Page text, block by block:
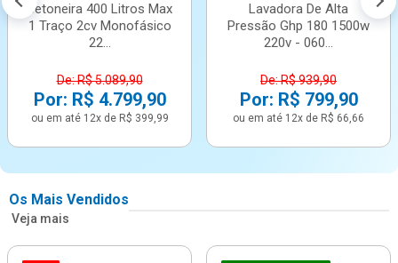
Betoneira 400 Litros Max
1 Traço 2cv Monofásico
22...
De: R$ 5.089,90
Por: R$ 4.799,90
ou em até 12x de R$ 399,99
Lavadora De Alta
Pressão Ghp 180 1500w
220v - 060...
De: R$ 939,90
Por: R$ 799,90
ou em até 12x de R$ 66,66
Os Mais Vendidos
Veja mais